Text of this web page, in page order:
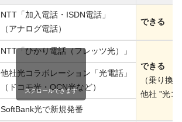
NTT「加入電話・ISDN電話」
（アナログ電話）
できる
NTT「ひかり電話（フレッツ光）」
できる
（乗り換
他社 ”光コ
他社光コラボレーション「光電話」
（ドコモ光・OCN光など）
SoftBank光で新規発番
スクロールできます